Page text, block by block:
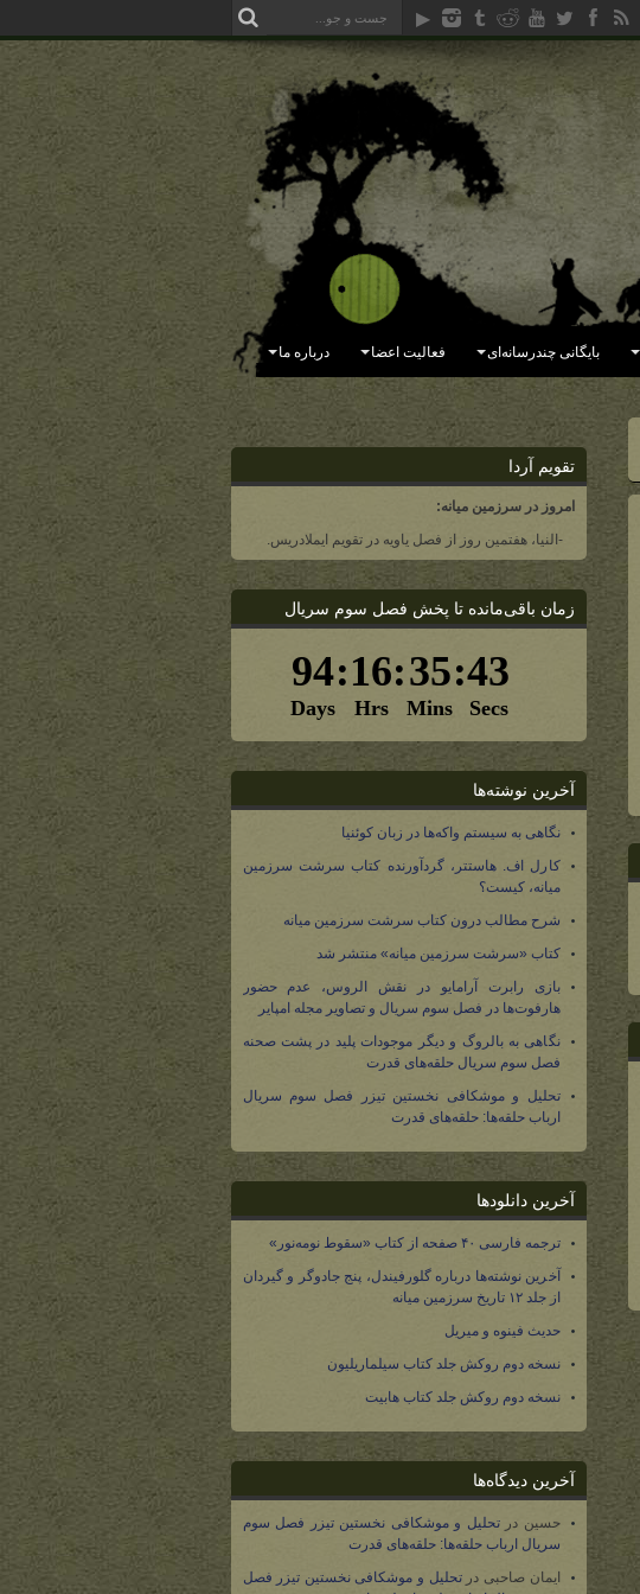
بایگانی چندرسانه‌ای فعالیت اعضا درباره ما
تقویم آردا
امروز در سرزمین میانه:
-النیا، هفتمین روز از فصل یاویه در تقویم ایملادریس.
زمان باقی‌مانده تا پخش فصل سوم سریال
آخرین نوشته‌ها
نگاهی به سیستم واکه‌ها در زبان کوئنیا
کارل اف. هاستتر، گردآورنده کتاب سرشت سرزمین
میانه، کیست؟
شرح مطالب درون کتاب سرشت سرزمین میانه
کتاب «سرشت سرزمین میانه» منتشر شد
بازی رابرت آرامایو در نقش الروس، عدم حضور
هارفوت‌ها در فصل سوم سریال و تصاویر مجله امپایر
نگاهی به بالروگ و دیگر موجودات پلید در پشت صحنه
فصل سوم سریال حلقه‌های قدرت
تحلیل و موشکافی نخستین تیزر فصل سوم سریال
ارباب حلقه‌ها: حلقه‌های قدرت
آخرین دانلودها
ترجمه فارسی ۴۰ صفحه از کتاب «سقوط نومه‌نور»
آخرین نوشته‌ها درباره گلورفیندل، پنج جادوگر و گیردان
از جلد ۱۲ تاریخ سرزمین میانه
حدیث فینوه و میریل
نسخه دوم روکش جلد کتاب سیلماریلیون
نسخه دوم روکش جلد کتاب هابیت
آخرین دیدگاه‌ها
حسین درتحلیل و موشکافی نخستین تیزر فصل سوم
سریال ارباب حلقه‌ها: حلقه‌های قدرت
ایمان صاحبی درتحلیل و موشکافی نخستین تیزر فصل